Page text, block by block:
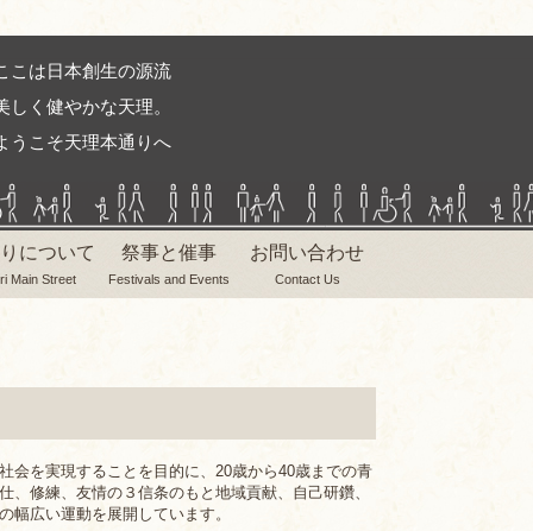
こは日本創生の源流
しく健やかな天理。
うこそ天理本通りへ
について
Main Street
祭事と催事
Festivals and Events
お問い合わせ
Contact Us
会を実現することを目的に、20歳から40歳までの青
、修練、友情の３信条のもと地域貢献、自己研鑽、
幅広い運動を展開しています。